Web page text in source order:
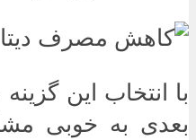
با انتخاب این
بعدی به خوبی